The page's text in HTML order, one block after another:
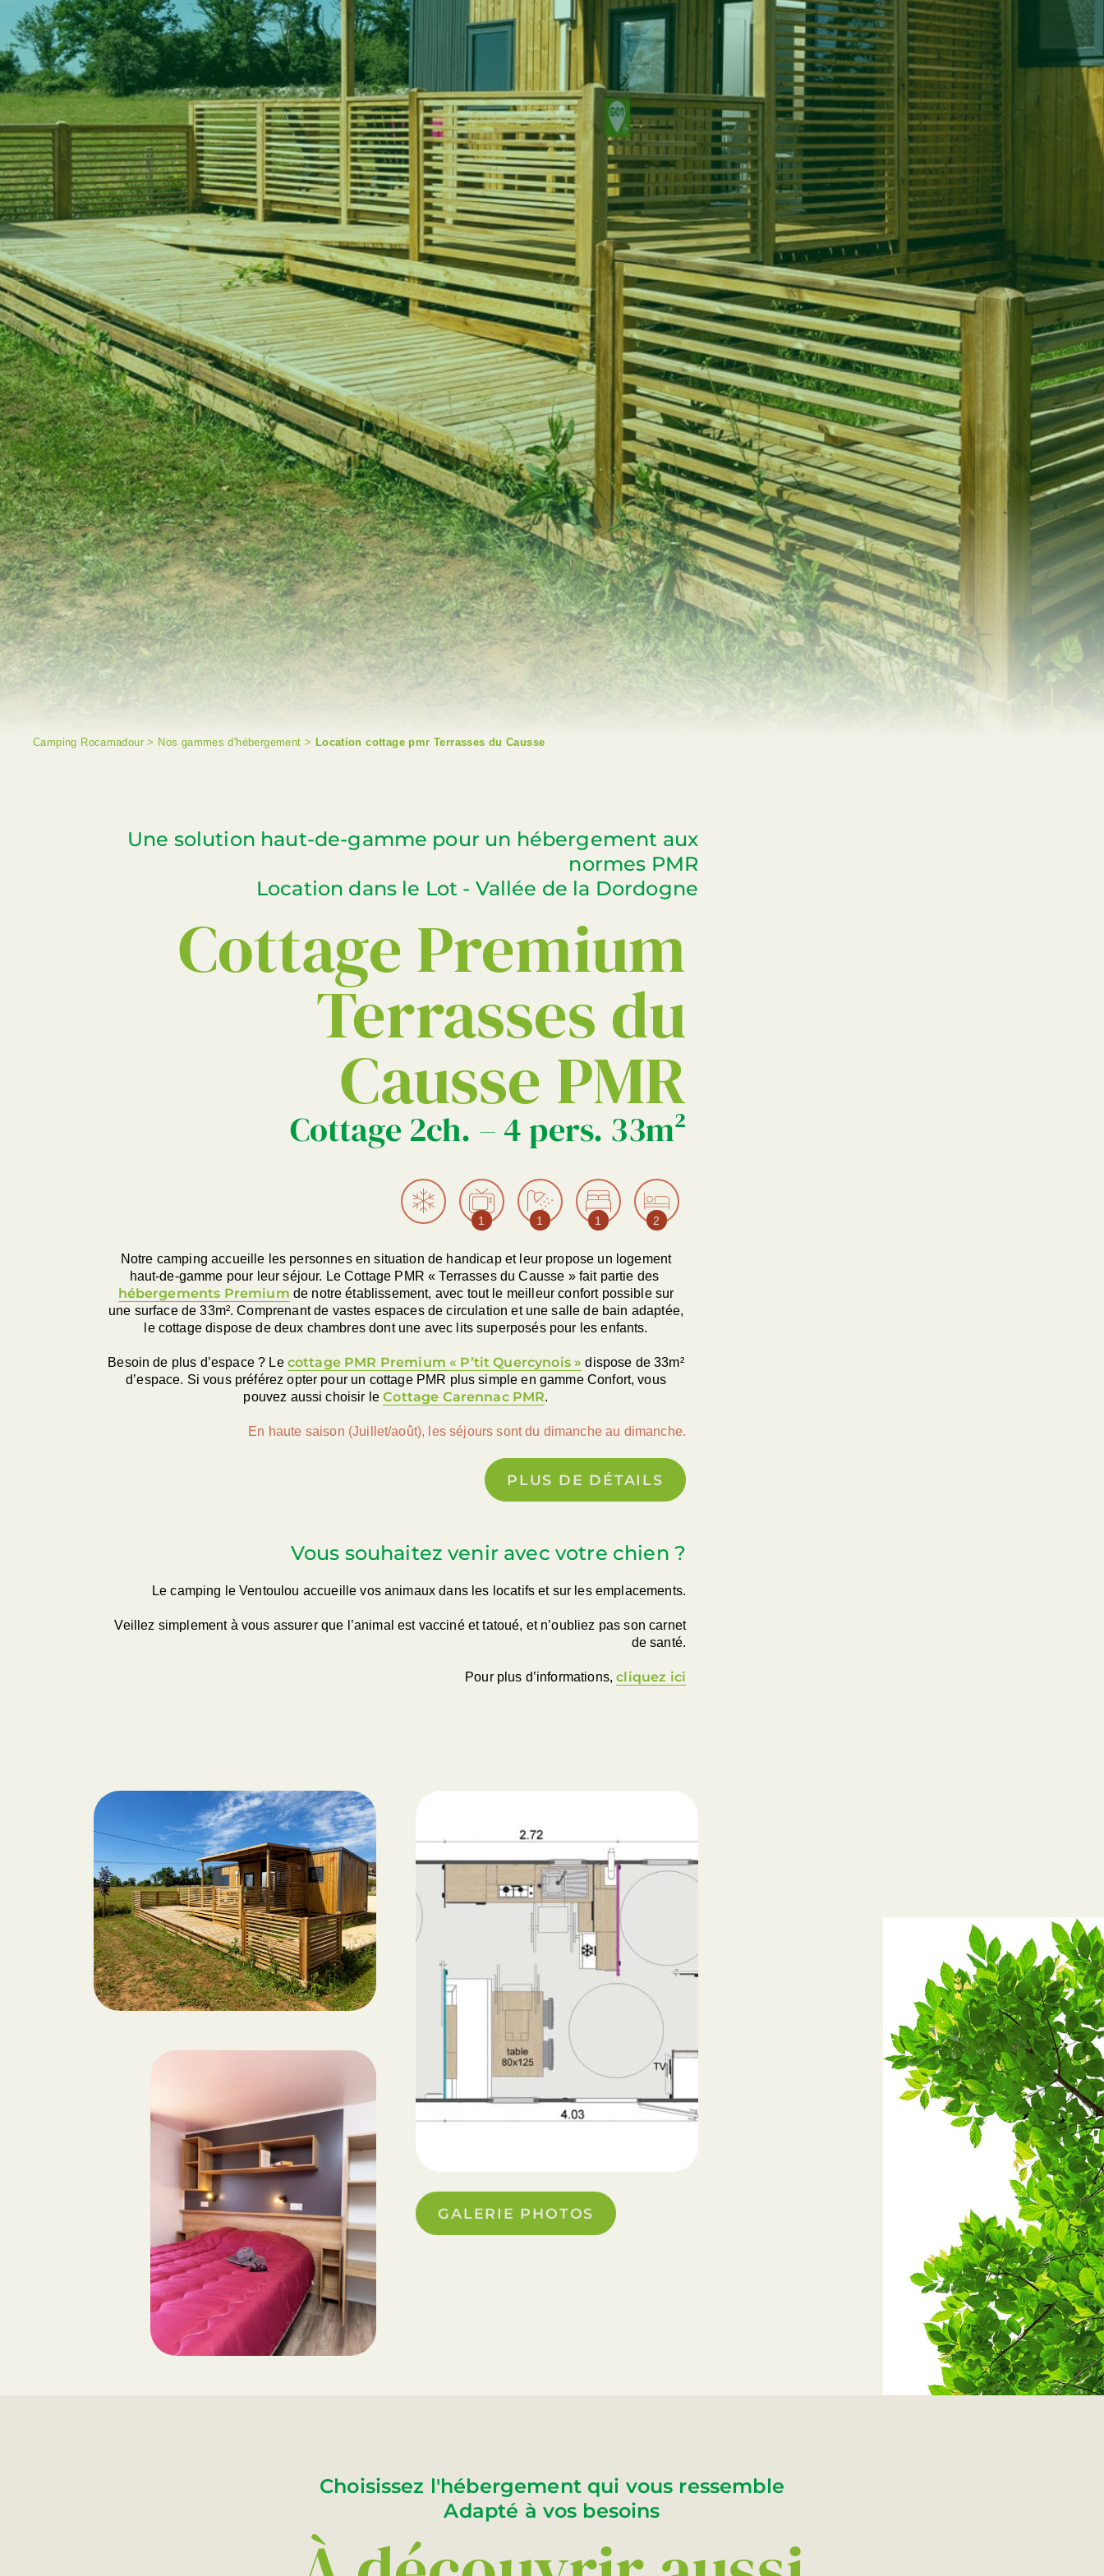
Camping Rocamadour > Nos gammes d'hébergement > Location cottage pmr Terrasses du Causse
Une solution haut-de-gamme pour un hébergement aux
normes PMR
Location dans le Lot - Vallée de la Dordogne
Cottage Premium
Terrasses du
Causse PMR
Cottage 2ch. – 4 pers. 33m²
1 1 1 2
Notre camping accueille les personnes en situation de handicap et leur propose un logement
haut-de-gamme pour leur séjour. Le Cottage PMR « Terrasses du Causse » fait partie des
hébergements Premium de notre établissement, avec tout le meilleur confort possible sur
une surface de 33m². Comprenant de vastes espaces de circulation et une salle de bain adaptée,
le cottage dispose de deux chambres dont une avec lits superposés pour les enfants.
Besoin de plus d’espace ? Le cottage PMR Premium « P’tit Quercynois » dispose de 33m²
d’espace. Si vous préférez opter pour un cottage PMR plus simple en gamme Confort, vous
pouvez aussi choisir leCottage Carennac PMR.
En haute saison (Juillet/août), les séjours sont du dimanche au dimanche.
PLUS DE DÉTAILS
Vous souhaitez venir avec votre chien ?
Le camping le Ventoulou accueille vos animaux dans les locatifs et sur les emplacements.
Veillez simplement à vous assurer que l’animal est vacciné et tatoué, et n’oubliez pas son carnet
de santé.
Pour plus d’informations,cliquez ici
GALERIE PHOTOS
Choisissez l'hébergement qui vous ressemble
Adapté à vos besoins